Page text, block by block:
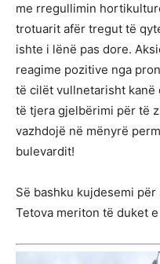
me rregullimin
trotuarit afër tregut të
ishte i lënë pas dore.
reagime pozitive nga
të cilët vullnetarisht kanë
të tjera gjelbërimi për të
vazhdojë në mënyrë
bulevardit!
Së bashku kujdesemi
Tetova meriton të duket